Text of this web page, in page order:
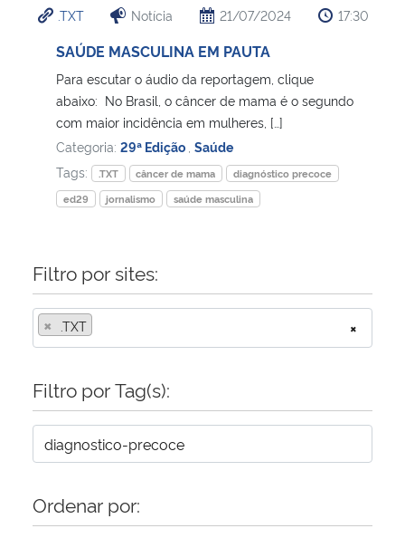
Ministério da Cidadania
Ministério de Minas e Energia
Ministério da Ciência, Tecnologia, Inovações e Comunicações
Ministério do Meio Ambiente
Controladoria-Geral da União
Ministério da Mulher, da Família e dos Direitos Humanos
Secretaria-Geral
.TXT Notícia 21/07/2024 17:30
SAÚDE MASCULINA EM PAUTA
Para escutar o áudio da reportagem, clique
abaixo: No Brasil, o câncer de mama é o segundo
com maior incidência em mulheres, […]
Categoria: 29ª Edição Saúde
Tags:
.TXT câncer de mama
diagnóstico precoce
ed29
jornalismo saúde masculina
Filtro por sites:
×
× .TXT
Filtro por Tag(s):
Ordenar por: